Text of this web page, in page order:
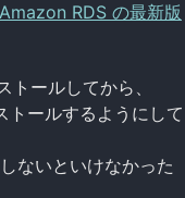
RDS の最新版
ールしてから、
ールするようにして
ないといけなかった